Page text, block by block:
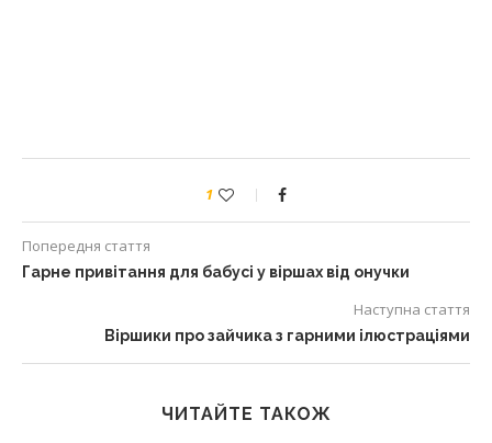
1
Попередня стаття
Гарне привітання для бабусі у віршах від онучки
Наступна стаття
Віршики про зайчика з гарними ілюстраціями
ЧИТАЙТЕ ТАКОЖ